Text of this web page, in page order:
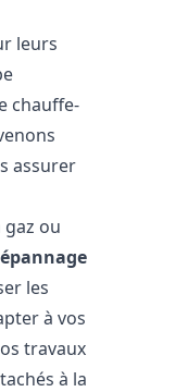
leurs
chauffe-
assurer
ou
les
à vos
travaux
à la